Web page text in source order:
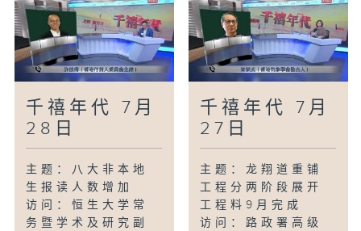
千禧年代 7月
28日
主题：八大非本地
生报读人数增加
访问：恒生大学常
务暨学术及研究副
千禧年代 7月
27日
主题：龙翔道重铺
工程分两阶段展开
工程料9月完成
访问：路政署高级